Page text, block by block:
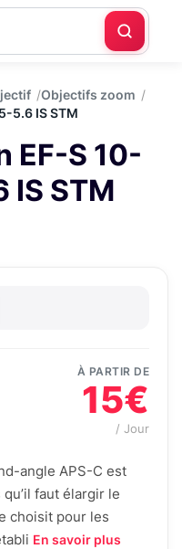
Objectifs zoom
5.6 IS STM
EF-S 10-
IS STM
À PARTIR DE
15€
/ Jour
angle APS-C est
faut élargir le
choisit pour les
En savoir plus